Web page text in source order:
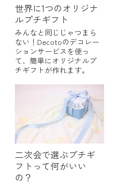
世界に1つのオリジナ
ルプチギフト
みんなと同じじゃつまら
ない！Decotoのデコレー
ションサービスを使っ
て、簡単にオリジナルプ
チギフトが作れます。
二次会で選ぶプチギ
フトって何がいい
の？